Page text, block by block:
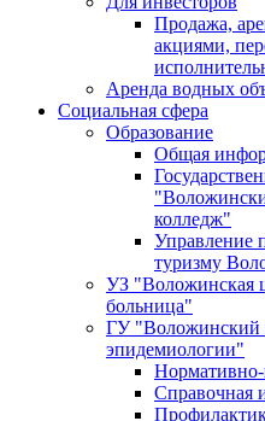
Продажа,
акциями,
Аренда водных
Социальная сфера
Образование
Общая
колледж"
Управление
туризму
УЗ "Воложинская
больница"
ГУ "Воложинский
эпидемиологии"
Нормативно-
Справочная